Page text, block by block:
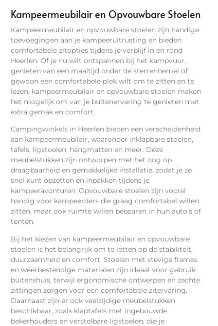
Kampeermeubilair en Opvouwbare Stoelen
Kampeermeubilair en opvouwbare stoelen zijn handige
toevoegingen aan je kampeeruitrusting en bieden
comfortabele zitopties tijdens je verblijf in en rond
Heerlen. Of je nu wilt ontspannen bij het kampvuur,
genieten van een maaltijd onder de sterrenhemel of
gewoon een comfortabele plek wilt om te zitten en te
lezen, kampeermeubilair en opvouwbare stoelen maken
het mogelijk om van je buitenervaring te genieten met
extra gemak en comfort.
Campingwinkels in Heerlen bieden een verscheidenheid
aan kampeermeubilair, waaronder inklapbare stoelen,
tafels, ligstoelen, hangmatten en meer. Deze
meubelstukken zijn ontworpen met het oog op
draagbaarheid en gemakkelijke installatie, zodat je ze
snel kunt opzetten en inpakken tijdens je
kampeeravonturen. Opvouwbare stoelen zijn vooral
handig voor kampeerders die graag comfortabel willen
zitten, maar ook ruimte willen besparen in hun auto’s of
tenten.
Bij het kiezen van kampeermeubilair en opvouwbare
stoelen is het belangrijk om te letten op de stabiliteit,
duurzaamheid en comfort. Stoelen met stevige frames
en weerbestendige materialen zijn ideaal voor gebruik
buitenshuis, terwijl ergonomische ontwerpen en zachte
zittingen zorgen voor een comfortabele zitervaring.
Daarnaast zijn er ook veelzijdige meubelstukken
beschikbaar, zoals klaptafels met ingebouwde
bekerhouders en verstelbare ligstoelen, die je